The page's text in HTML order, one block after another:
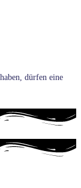
dürfen eine